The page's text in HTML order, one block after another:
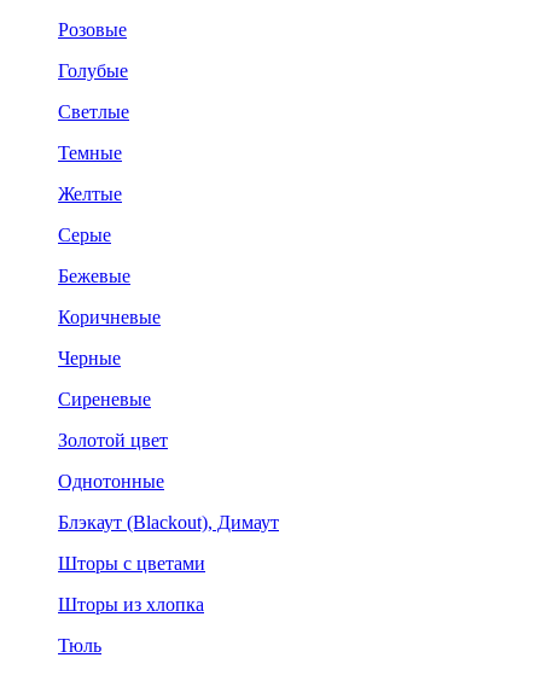
Розовые
Голубые
Светлые
Темные
Желтые
Серые
Бежевые
Коричневые
Черные
Сиреневые
Золотой цвет
Однотонные
Блэкаут (Blackout), Димаут
Шторы с цветами
Шторы из хлопка
Тюль